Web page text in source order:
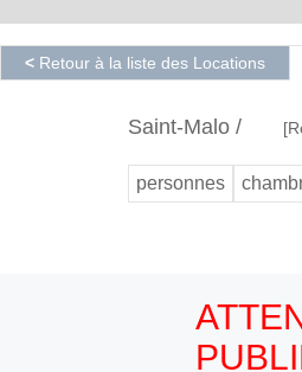
< Retour à la liste des Locations
Saint-Malo /
personnes